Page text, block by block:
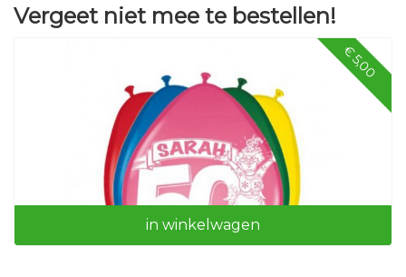
Vergeet niet mee te bestellen!
€ 5,00
in winkelwagen